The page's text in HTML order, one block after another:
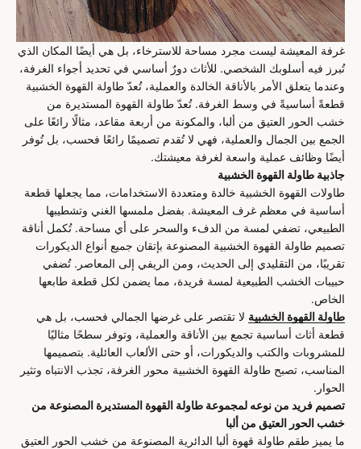
غرفة المعيشة ليست مجرد مساحة للاسترخاء، بل هي أيضًا المكان الذي
تُبرز فيه أسلوبك الشخصي. للأثاث دورٌ أساسي في تحديد أجواء الغرفة،
وعندما يتعلق الأمر بالأناقة الخالدة والعملية، تُعدّ طاولة القهوة الخشبية
قطعةً أساسيةً في وسط الغرفة. تُعدّ طاولة القهوة المستديرة من
خشب الحور العتيق من ألبا، والمكونة من أربعة مقاعد، مثالًا رائعًا على
الجمع بين الجمال والعملية، فهي لا تُقدم تصميمًا رائعًا فحسب، بل تُوفر
أيضًا وظائف عملية واسعة لغرفة معيشتك.
جاذبية طاولة القهوة الخشبية
طاولات القهوة الخشبية خالدة ومتعددة الاستخدامات، مما يجعلها قطعة
أساسية في معظم غرف المعيشة. بفضل ملمسها الغني وتشطيبها
الطبيعي، تضفي لمسة من الدفء والسحر على أي مساحة. تُكمل أناقة
تصميم طاولة القهوة الخشبية المصنوعة بإتقان جميع أنواع الديكورات
تقريبًا، من التقليدي إلى الحديث، ومن الريفي إلى المعاصر. تُضفي
حبيبات الخشب الطبيعية لمسة فريدة، مما يضمن لكل قطعة طابعها
الخاص.
طاولة القهوة الخشبية لا تقتصر على غرضها الجمالي فحسب، بل هي
قطعة أثاث أساسية تجمع بين الأناقة والعملية، وتوفر سطحًا مثاليًا
للمشروبات والكتب والديكورات، أو حتى الألعاب العائلية. بتصميمها
المناسب، تصبح طاولة القهوة الخشبية محور الغرفة، تجذب الانتباه وتثير
الحوار.
تصميم فريد من نوعه لمجموعة طاولة القهوة المستديرة المصنوعة من
خشب الحور العتيق من ألبا
ما يميز طقم طاولة قهوة ألبا الدائرية المصنوعة من خشب الحور العتيق